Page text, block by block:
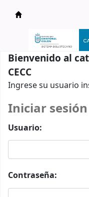
Catálogo en
Bienvenido al
CECC
Ingrese su usuario
Iniciar sesión
Usuario:
Contraseña: